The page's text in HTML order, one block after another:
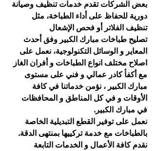
بعض الشركات تقدم خدمات تنظيف وصيانة
دورية للحفاظ على أداء الطباخة، مثل
تنظيف الفلاتر أو فحص الإشعال
تصليح طباخات مبارك الكبير وفق أحدث
المعاير و الوسائل التكنولوجية، نعمل على
اصلاح مختلف انواع الطباخات و أفران الغاز
مع أكفأ كادر عمالي و فني على مستوى
مبارك الكبير ، نؤمن خدماتنا في كافة
الأوقات و في كل المناطق و المحافظات
في مبارك الكبير.
نعمل على توفير القطع التبديلية الخاصة
بالطباخات مع خدمة تركييها بمنتهى الدقة.
نقدم كافة الأعمال و الخدمات التابعة